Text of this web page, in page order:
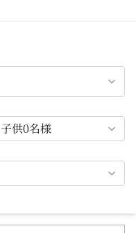
子供0名様